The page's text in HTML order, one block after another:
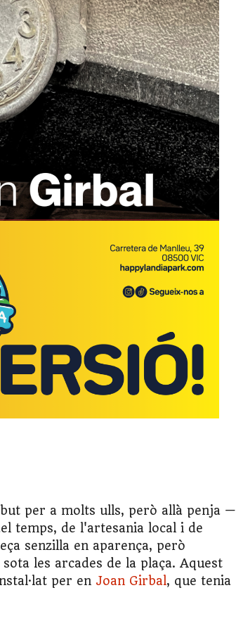
per a molts ulls, però allà penja —
temps, de l'artesania local i de
senzilla en aparença, però
les arcades de la plaça. Aquest
per en Joan Girbal, que tenia